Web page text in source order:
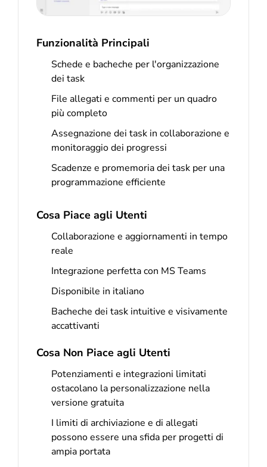
Funzionalità Principali
Schede e bacheche per l'organizzazione
dei task
File allegati e commenti per un quadro
più completo
Assegnazione dei task in collaborazione e
monitoraggio dei progressi
Scadenze e promemoria dei task per una
programmazione efficiente
Cosa Piace agli Utenti
Collaborazione e aggiornamenti in tempo
reale
Integrazione perfetta con MS Teams
Disponibile in italiano
Bacheche dei task intuitive e visivamente
accattivanti
Cosa Non Piace agli Utenti
Potenziamenti e integrazioni limitati
ostacolano la personalizzazione nella
versione gratuita
I limiti di archiviazione e di allegati
possono essere una sfida per progetti di
ampia portata